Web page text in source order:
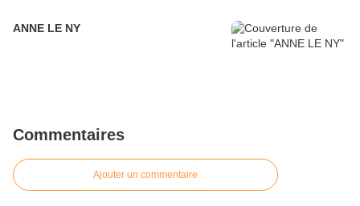
ANNE LE NY
Commentaires
Ajouter un commentaire